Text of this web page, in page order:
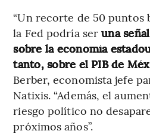
“Un recorte de 50 puntos
la Fed podría seruna
sobre la economía
tanto, sobre el PIB de
Berber, economista jefe
Natixis. “Además, el
riesgo político no
próximos años”.